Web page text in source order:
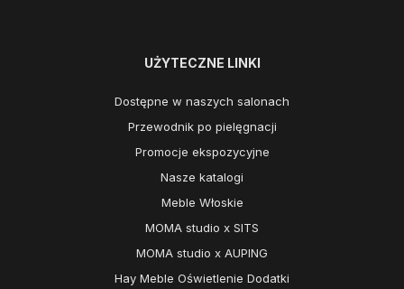
UŻYTECZNE LINKI
Dostępne w naszych salonach
Przewodnik po pielęgnacji
Promocje ekspozycyjne
Nasze katalogi
Meble Włoskie
MOMA studio x SITS
MOMA studio x AUPING
Hay Meble Oświetlenie Dodatki